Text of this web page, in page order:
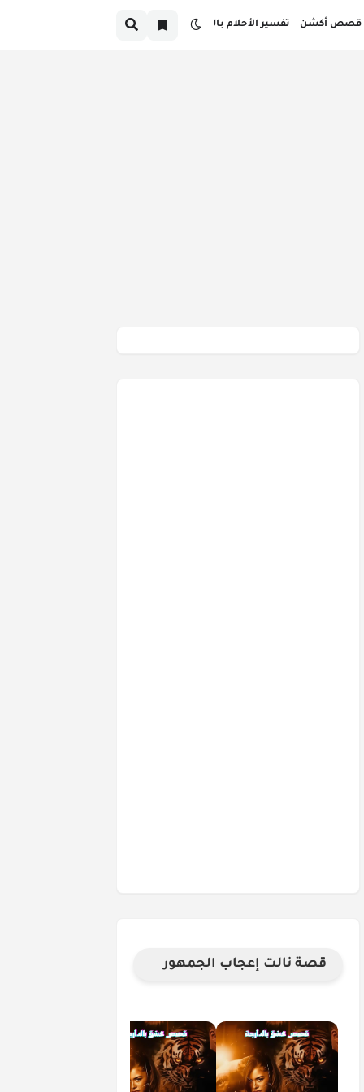
قصص أكشن تفسير الأحلام بالدارجة
قصة نالت إعجاب الجمهور